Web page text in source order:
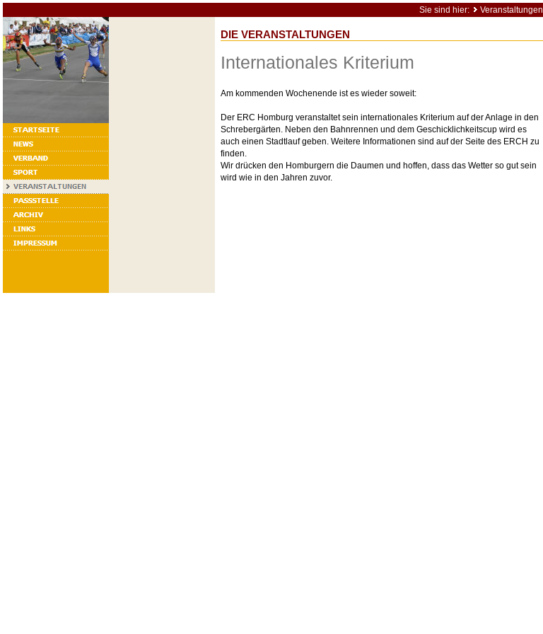
Sie sind hier: Veranstaltungen
DIE VERANSTALTUNGEN
Internationales Kriterium
Am kommenden Wochenende ist es wieder soweit:
Der ERC Homburg veranstaltet sein internationales Kriterium auf der Anlage in den
Schrebergärten. Neben den Bahnrennen und dem Geschicklichkeitscup wird es
auch einen Stadtlauf geben. Weitere Informationen sind auf der Seite des ERCH zu
finden.
Wir drücken den Homburgern die Daumen und hoffen, dass das Wetter so gut sein
wird wie in den Jahren zuvor.